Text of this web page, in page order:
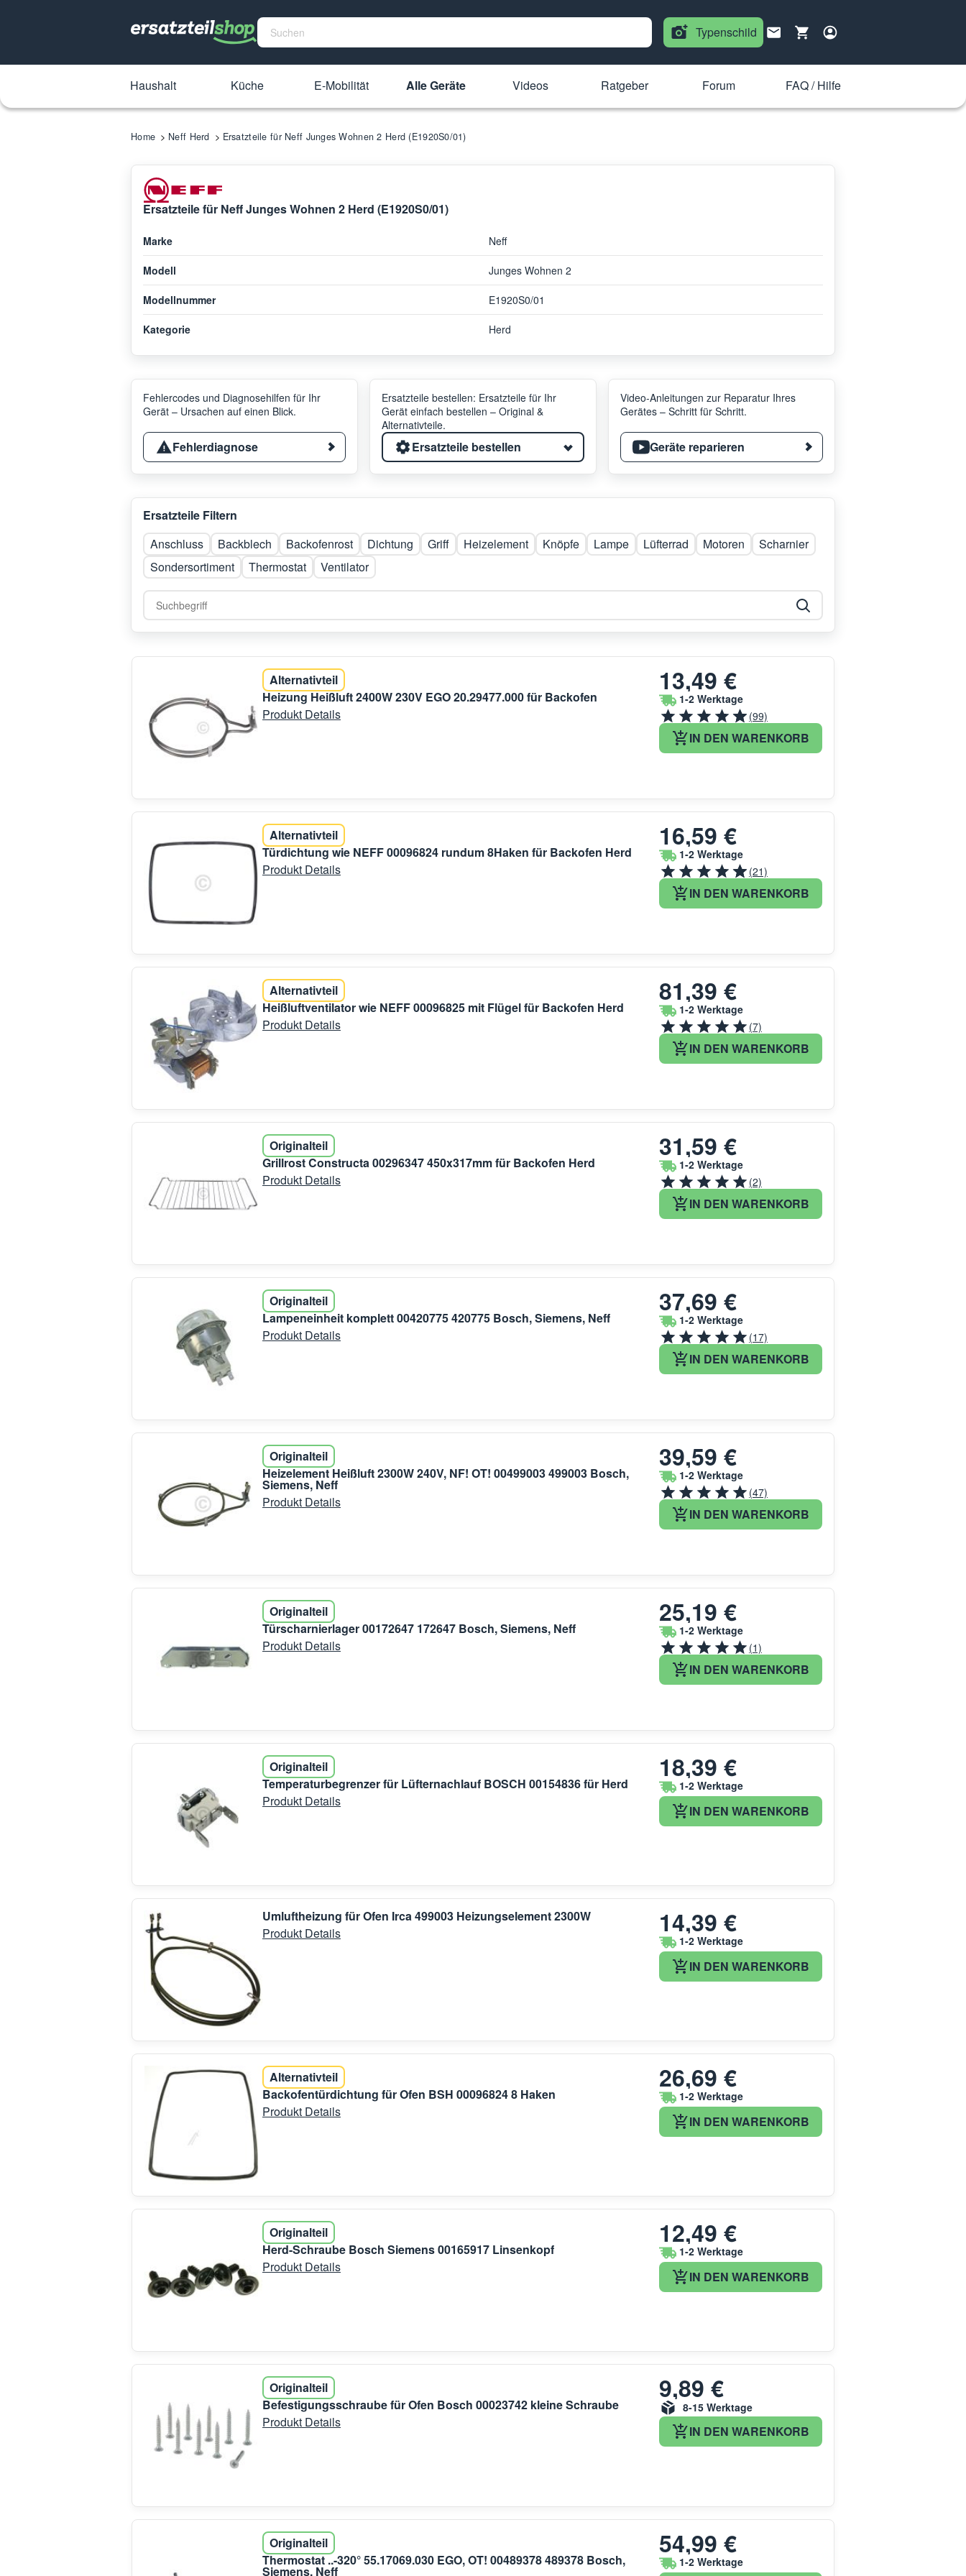
Typenschild
Haushalt Küche E-Mobilität Alle Geräte Videos Ratgeber Forum FAQ / Hilfe
Home Neff Herd Ersatzteile für Neff Junges Wohnen 2 Herd (E1920S0/01)
Ersatzteile für Neff Junges Wohnen 2 Herd (E1920S0/01)
Marke Neff
Modell Junges Wohnen 2
Modellnummer E1920S0/01
Kategorie Herd
Fehlercodes und Diagnosehilfen für Ihr
Gerät – Ursachen auf einen Blick.
Fehlerdiagnose
Ersatzteile bestellen: Ersatzteile für Ihr
Gerät einfach bestellen – Original &
Alternativteile.
Ersatzteile bestellen
Video-Anleitungen zur Reparatur Ihres
Gerätes – Schritt für Schritt.
Geräte reparieren
Ersatzteile Filtern
Anschluss
Backblech Backofenrost Dichtung Griff Heizelement Knöpfe Lampe Lüfterrad Motoren
Scharnier
Sondersortiment
Thermostat Ventilator
Alternativteil
Heizung Heißluft 2400W 230V EGO 20.29477.000 für Backofen
Produkt Details
13,49 €
1-2 Werktage
(99)
IN DEN WARENKORB
Alternativteil
Türdichtung wie NEFF 00096824 rundum 8Haken für Backofen Herd
Produkt Details
16,59 €
1-2 Werktage
(21)
IN DEN WARENKORB
Alternativteil
Heißluftventilator wie NEFF 00096825 mit Flügel für Backofen Herd
Produkt Details
81,39 €
1-2 Werktage
(7)
IN DEN WARENKORB
Originalteil
Grillrost Constructa 00296347 450x317mm für Backofen Herd
Produkt Details
31,59 €
1-2 Werktage
(2)
IN DEN WARENKORB
Originalteil
Lampeneinheit komplett 00420775 420775 Bosch, Siemens, Neff
Produkt Details
37,69 €
1-2 Werktage
(17)
IN DEN WARENKORB
Originalteil
Heizelement Heißluft 2300W 240V, NF! OT! 00499003 499003 Bosch,
Siemens, Neff
Produkt Details
39,59 €
1-2 Werktage
(47)
IN DEN WARENKORB
Originalteil
Türscharnierlager 00172647 172647 Bosch, Siemens, Neff
Produkt Details
25,19 €
1-2 Werktage
(1)
IN DEN WARENKORB
Originalteil
Temperaturbegrenzer für Lüfternachlauf BOSCH 00154836 für Herd
Produkt Details
18,39 €
1-2 Werktage
IN DEN WARENKORB
Umluftheizung für Ofen Irca 499003 Heizungselement 2300W
Produkt Details
14,39 €
1-2 Werktage
IN DEN WARENKORB
Alternativteil
Backofentürdichtung für Ofen BSH 00096824 8 Haken
Produkt Details
26,69 €
1-2 Werktage
IN DEN WARENKORB
Originalteil
Herd-Schraube Bosch Siemens 00165917 Linsenkopf
Produkt Details
12,49 €
1-2 Werktage
IN DEN WARENKORB
Originalteil
Befestigungsschraube für Ofen Bosch 00023742 kleine Schraube
Produkt Details
9,89 €
8-15 Werktage
IN DEN WARENKORB
Originalteil
Thermostat ..-320° 55.17069.030 EGO, OT! 00489378 489378 Bosch,
Siemens, Neff
54,99 €
1-2 Werktage